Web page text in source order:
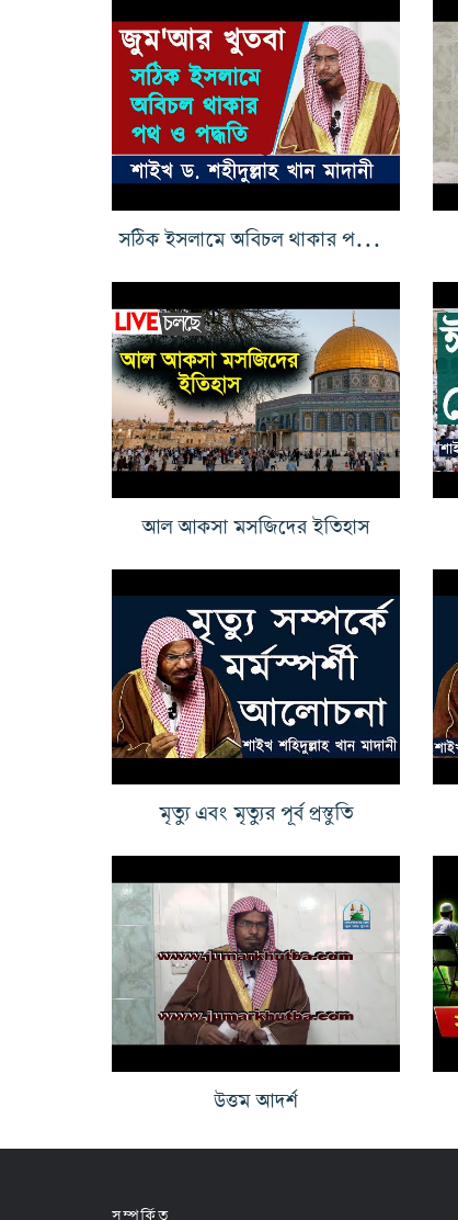
সঠিক ইসলামে অবিচল থাকার পথ ও পদ্ধতি
আল আকসা মসজিদের ইতিহাস
মৃত্যু এবং মৃত্যুর পূর্ব প্রস্তুতি
উত্তম আদর্শ
সম্পর্কিত